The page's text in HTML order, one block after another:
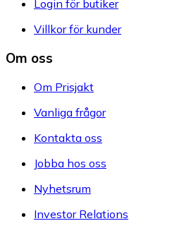
Login för butiker
Villkor för kunder
Om oss
Om Prisjakt
Vanliga frågor
Kontakta oss
Jobba hos oss
Nyhetsrum
Investor Relations